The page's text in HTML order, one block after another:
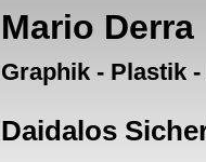
Mario Derra
Graphik - Plastik -
Daidalos